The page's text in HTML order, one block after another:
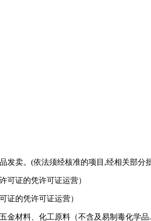
卖。(依法须经核准的项目,经相关部分
证的凭许可证运营）
的凭许可证运营）
材料、化工原料（不含及易制毒化学品